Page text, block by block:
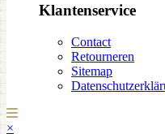
Klantenservice
Contact
Retourneren
Sitemap
×